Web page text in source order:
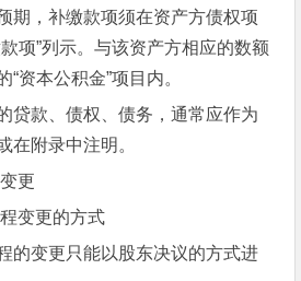
期，补缴款项须在资产方债权项
项”列示。与该资产方相应的数额
资本公积金”项目内。
贷款、债权、债务，通常应作为
在附录中注明。
更
变更的方式
的变更只能以股东决议的方式进